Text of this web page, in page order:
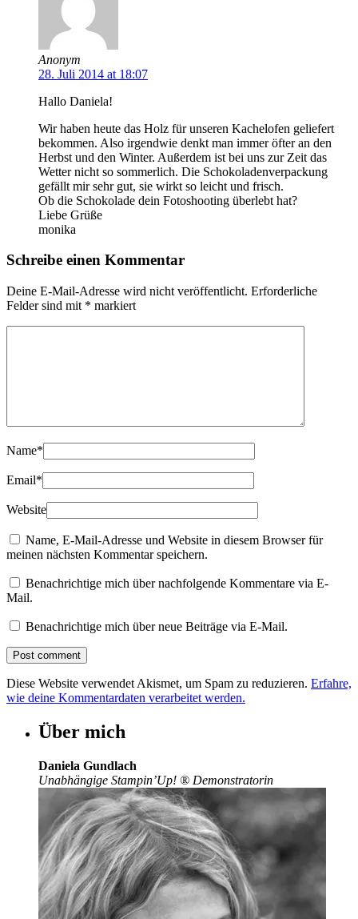
Anonym
28. Juli 2014 at 18:07
Hallo Daniela!
Wir haben heute das Holz für unseren Kachelofen geliefert
bekommen. Also irgendwie denkt man immer öfter an den
Herbst und den Winter. Außerdem ist bei uns zur Zeit das
Wetter nicht so sommerlich. Die Schokoladenverpackung
gefällt mir sehr gut, sie wirkt so leicht und frisch.
Ob die Schokolade dein Fotoshooting überlebt hat?
Liebe Grüße
monika
Schreibe einen Kommentar
Deine E-Mail-Adresse wird nicht veröffentlicht. Erforderliche
Felder sind mit * markiert
Name*
Email*
Website
Name, E-Mail-Adresse und Website in diesem Browser für
meinen nächsten Kommentar speichern.
Benachrichtige mich über nachfolgende Kommentare via E-
Mail.
Benachrichtige mich über neue Beiträge via E-Mail.
Diese Website verwendet Akismet, um Spam zu reduzieren. Erfahre,
wie deine Kommentardaten verarbeitet werden.
Über mich
Daniela Gundlach
Unabhängige Stampin’Up! ® Demonstratorin